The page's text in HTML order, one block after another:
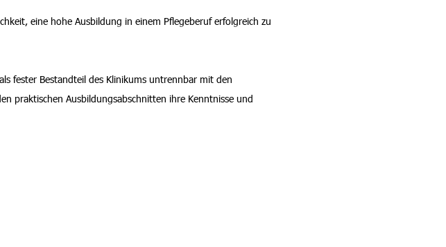
eine hohe Ausbildung in einem Pflegeberuf erfolgreich zu
fester Bestandteil des Klinikums untrennbar mit den
praktischen Ausbildungsabschnitten ihre Kenntnisse und